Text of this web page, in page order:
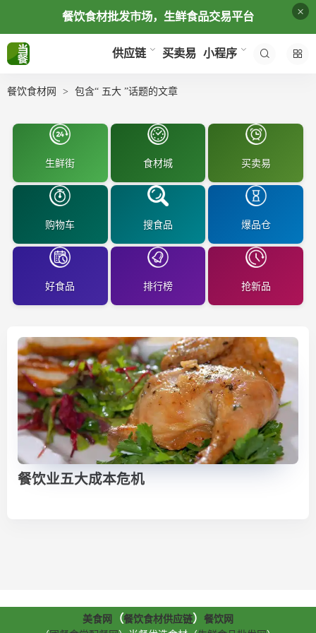
餐饮食材批发市场，生鲜食品交易平台 ×
供应链 买卖易 小程序
餐饮食材网 包含“ 五大 ”话题的文章
生鲜街 食材城 买卖易
购物车 搜食品 爆品仓
好食品 排行榜 抢新品
餐饮业五大成本危机
美食网 （餐饮食材供应链）
餐饮网